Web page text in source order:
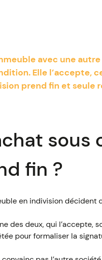
avec une
Elle l’accepte,
prend fin et seule
sous
fin ?
en indivision décident
des deux, qui l’accepte,
pour formaliser la